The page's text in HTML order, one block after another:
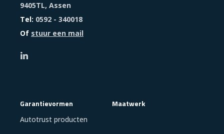
9405TL, Assen
Tel: 0592 - 340018
Of stuur een mail
Garantievormen
Autotrust producten
Maatwerk